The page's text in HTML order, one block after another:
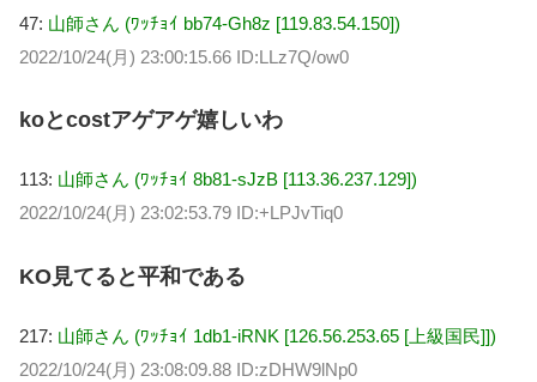
47: 山師さん (ﾜｯﾁｮｲ bb74-Gh8z [119.83.54.150])
2022/10/24(月) 23:00:15.66 ID:LLz7Q/ow0
koとcostアゲアゲ嬉しいわ
113: 山師さん (ﾜｯﾁｮｲ 8b81-sJzB [113.36.237.129])
2022/10/24(月) 23:02:53.79 ID:+LPJvTiq0
KO見てると平和である
217: 山師さん (ﾜｯﾁｮｲ 1db1-iRNK [126.56.253.65 [上級国民]])
2022/10/24(月) 23:08:09.88 ID:zDHW9lNp0